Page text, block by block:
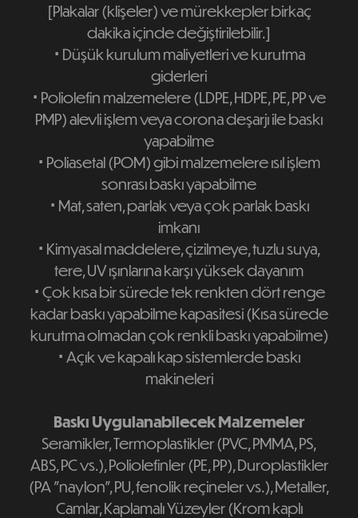
[Plakalar (klişeler) ve mürekkepler birkaç
dakika içinde değiştirilebilir.]
⋅ Düşük kurulum maliyetleri ve kurutma
giderleri
⋅ Poliolefin malzemelere (LDPE, HDPE, PE, PP ve
PMP) alevli işlem veya corona deşarjı ile baskı
yapabilme
⋅ Poliasetal (POM) gibi malzemelere ısıl işlem
sonrası baskı yapabilme
⋅​​​​​​​ ​​​​​​​ Mat, saten, parlak veya çok parlak baskı
imkanı
⋅​​​​​​​ ​​​​​​​ Kimyasal maddelere, çizilmeye, tuzlu suya,
tere, UV ışınlarına karşı yüksek dayanım
⋅​​​​​​​ ​​​​​​​ Çok kısa bir sürede tek renktendört renge
kadar baskı yapabilme kapasitesi (Kısa sürede
kurutma olmadan çok renkli baskı yapabilme)
⋅​​​​​​​ ​​​​​​​ Açık ve kapalı kap sistemlerde baskı
makineleri
Baskı Uygulanabilecek Malzemeler
Seramikler, Termoplastikler (PVC, PMMA, PS,
ABS, PC vs.), Poliolefinler (PE, PP), Duroplastikler
(PA "naylon", PU, fenolik reçineler vs.), Metaller,
Camlar, Kaplamalı Yüzeyler (Krom kaplı